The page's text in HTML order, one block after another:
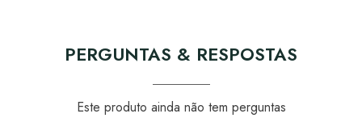
PERGUNTAS & RESPOSTAS
Este produto ainda não tem perguntas